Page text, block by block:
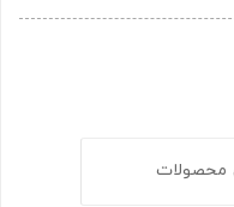
محصولات